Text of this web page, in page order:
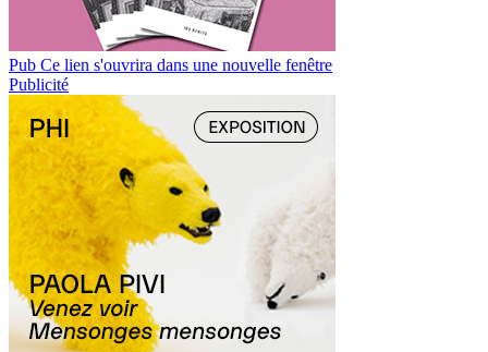
Pub Ce lien s'ouvrira dans une nouvelle fenêtre
Publicité